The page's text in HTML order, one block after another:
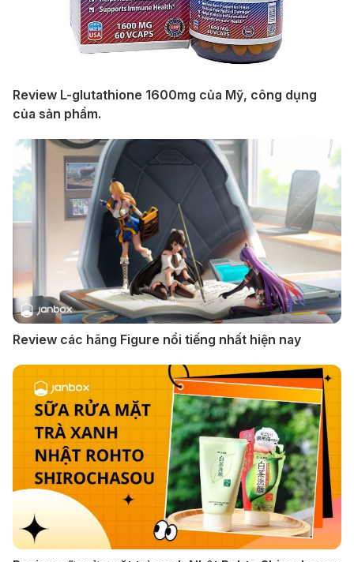
Review L-glutathione 1600mg của Mỹ, công dụng
của sản phẩm.
Review các hãng Figure nổi tiếng nhất hiện nay